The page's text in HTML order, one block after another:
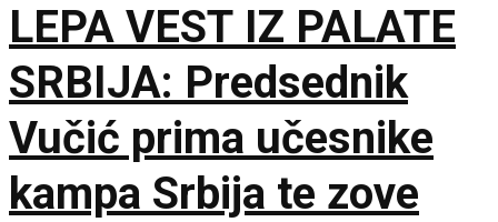
LEPA VEST IZ PALATE
SRBIJA: Predsednik
Vučić prima učesnike
kampa Srbija te zove